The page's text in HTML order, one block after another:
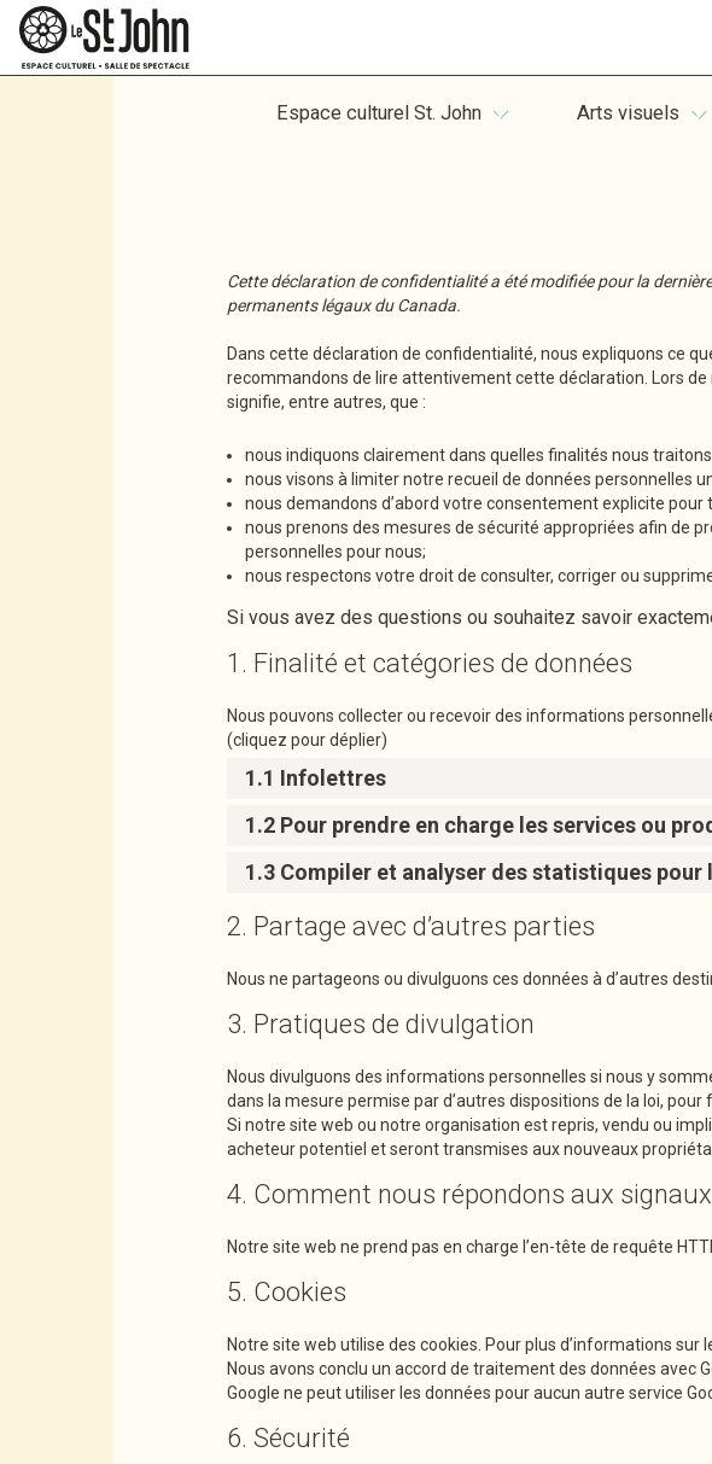
Espace culturel St. John Arts visuels
Cette déclaration de confidentialité a été modifiée pour la
permanents légaux du Canada.
Dans cette déclaration de confidentialité, nous expliquons ce
recommandons de lire attentivement cette déclaration. Lors
signifie, entre autres, que :
nous indiquons clairement dans quelles finalités nous
nous visons à limiter notre recueil de données personnelles
nous demandons d’abord votre consentement explicite
nous prenons des mesures de sécurité appropriées afin de
personnelles pour nous;
nous respectons votre droit de consulter, corriger ou
Si vous avez des questions ou souhaitez savoir
1. Finalité et catégories de données
Nous pouvons collecter ou recevoir des informations
(cliquez pour déplier)
1.1 Infolettres
1.2 Pour prendre en charge les services ou
1.3 Compiler et analyser des statistiques pour
2. Partage avec d’autres parties
Nous ne partageons ou divulguons ces données à d’autres
3. Pratiques de divulgation
Nous divulguons des informations personnelles si nous y
dans la mesure permise par d’autres dispositions de la loi,
Si notre site web ou notre organisation est repris, vendu ou
acheteur potentiel et seront transmises aux nouveaux
4. Comment nous répondons aux
Notre site web ne prend pas en charge l’en-tête de requête
5. Cookies
Notre site web utilise des cookies. Pour plus d’informations
Nous avons conclu un accord de traitement des données avec
Google ne peut utiliser les données pour aucun autre service
6. Sécurité